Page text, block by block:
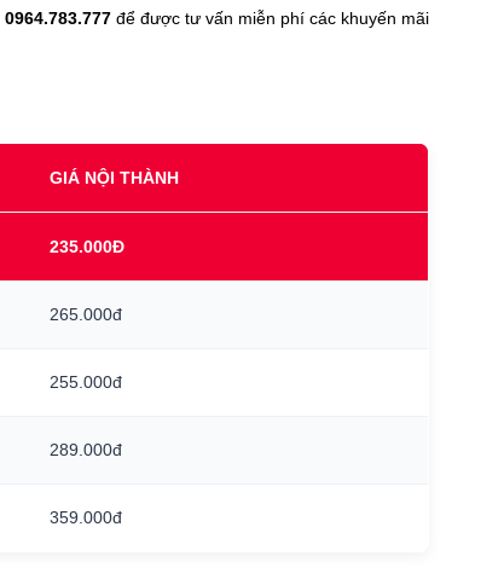
0964.783.777để được tư vấn miễn phí các khuyến mãi
GIÁ NỘI THÀNH
235.000Đ
265.000đ
255.000đ
289.000đ
359.000đ